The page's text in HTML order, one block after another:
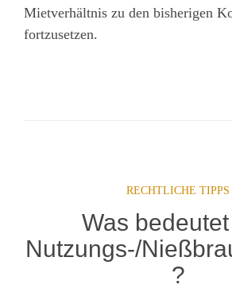
Mietverhältnis zu den bisherigen
fortzusetzen.
RECHTLICHE TIPPS
Was
Nutzungs-/
?